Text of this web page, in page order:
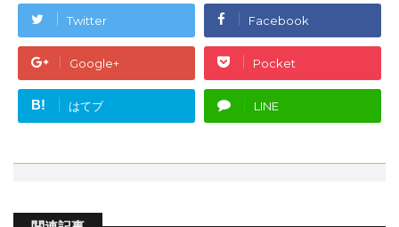
Twitter Facebook
Google+ Pocket
B! はてブ LINE